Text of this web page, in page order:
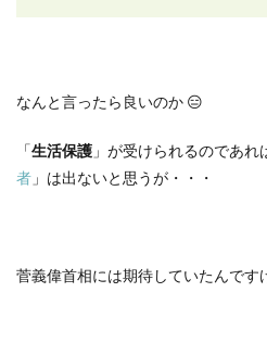
なんと言ったら良いのか 😑
「生活保護 」が受けられるのであ
者 」は出ないと思うが・・・
菅義偉首相には期待していたんです